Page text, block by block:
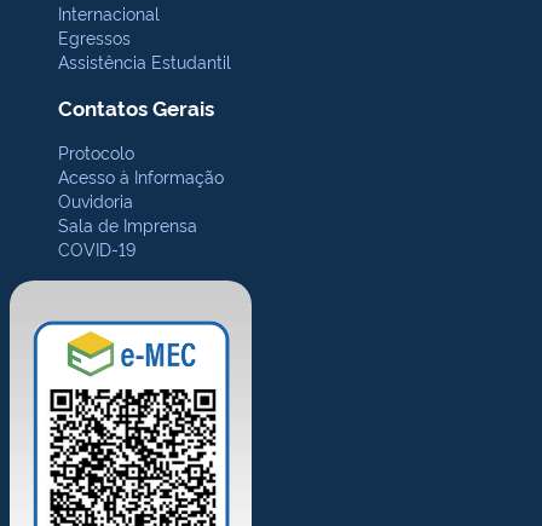
Internacional
Egressos
Assistência Estudantil
Contatos Gerais
Protocolo
Acesso à Informação
Ouvidoria
Sala de Imprensa
COVID-19